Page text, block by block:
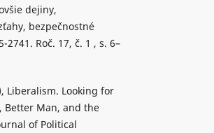
dejiny,
bezpečnostné
2741. Roč. 17, č. 1 , s. 6–
Liberalism. Looking for
Better Man, and the
of Political